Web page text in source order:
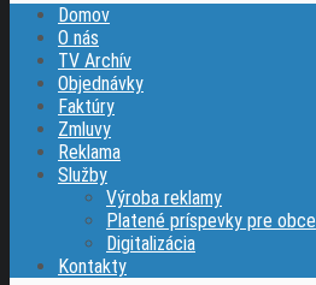
Domov
O nás
TV Archív
Objednávky
Faktúry
Zmluvy
Reklama
Služby
Výroba reklamy
Platené príspevky pre obce
Digitalizácia
Kontakty